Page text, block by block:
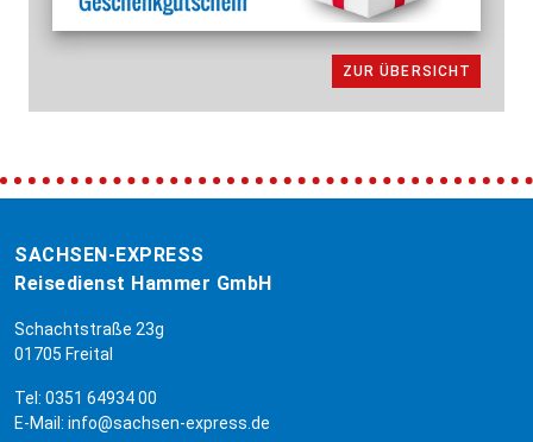
ZUR ÜBERSICHT
SACHSEN-EXPRESS
Reisedienst Hammer GmbH
Schachtstraße 23g
01705 Freital
Tel: 0351 64934 00
E-Mail: info@sachsen-express.de